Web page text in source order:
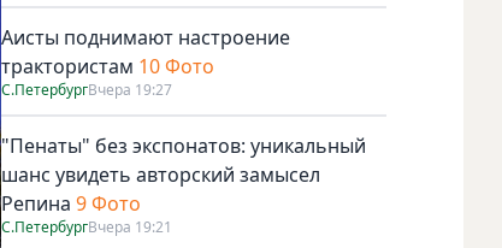
Аисты поднимают настроение
трактористам 10 Фото
С.ПетербургВчера 19:27
"Пенаты" без экспонатов: уникальный
шанс увидеть авторский замысел
Репина 9 Фото
С.ПетербургВчера 19:21